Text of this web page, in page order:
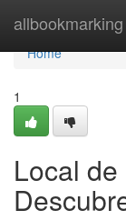
allbookmarking
Home
Home
1
Local